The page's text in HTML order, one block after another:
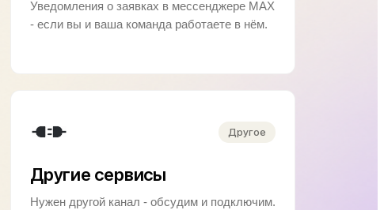
Уведомления о заявках в мессенджере MAX
- если вы и ваша команда работаете в нём.
Другое
Другие сервисы
Нужен другой канал - обсудим и подключим.